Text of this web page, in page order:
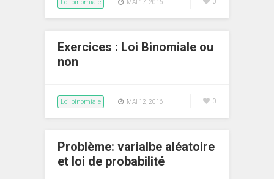
Loi binomiale MAI 17, 2016 0
Exercices : Loi Binomiale ou
non
Loi binomiale MAI 12, 2016 0
Problème: varialbe aléatoire
et loi de probabilité